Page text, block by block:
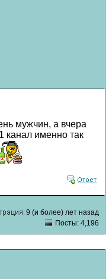
мужчин, а вчера
канал именно так
9 (и более) лет назад
Посты: 4,196